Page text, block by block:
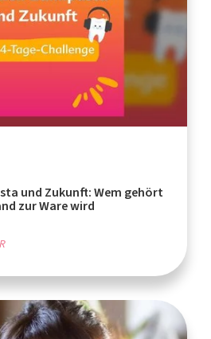
und Zukunft: Wem gehört
zur Ware wird